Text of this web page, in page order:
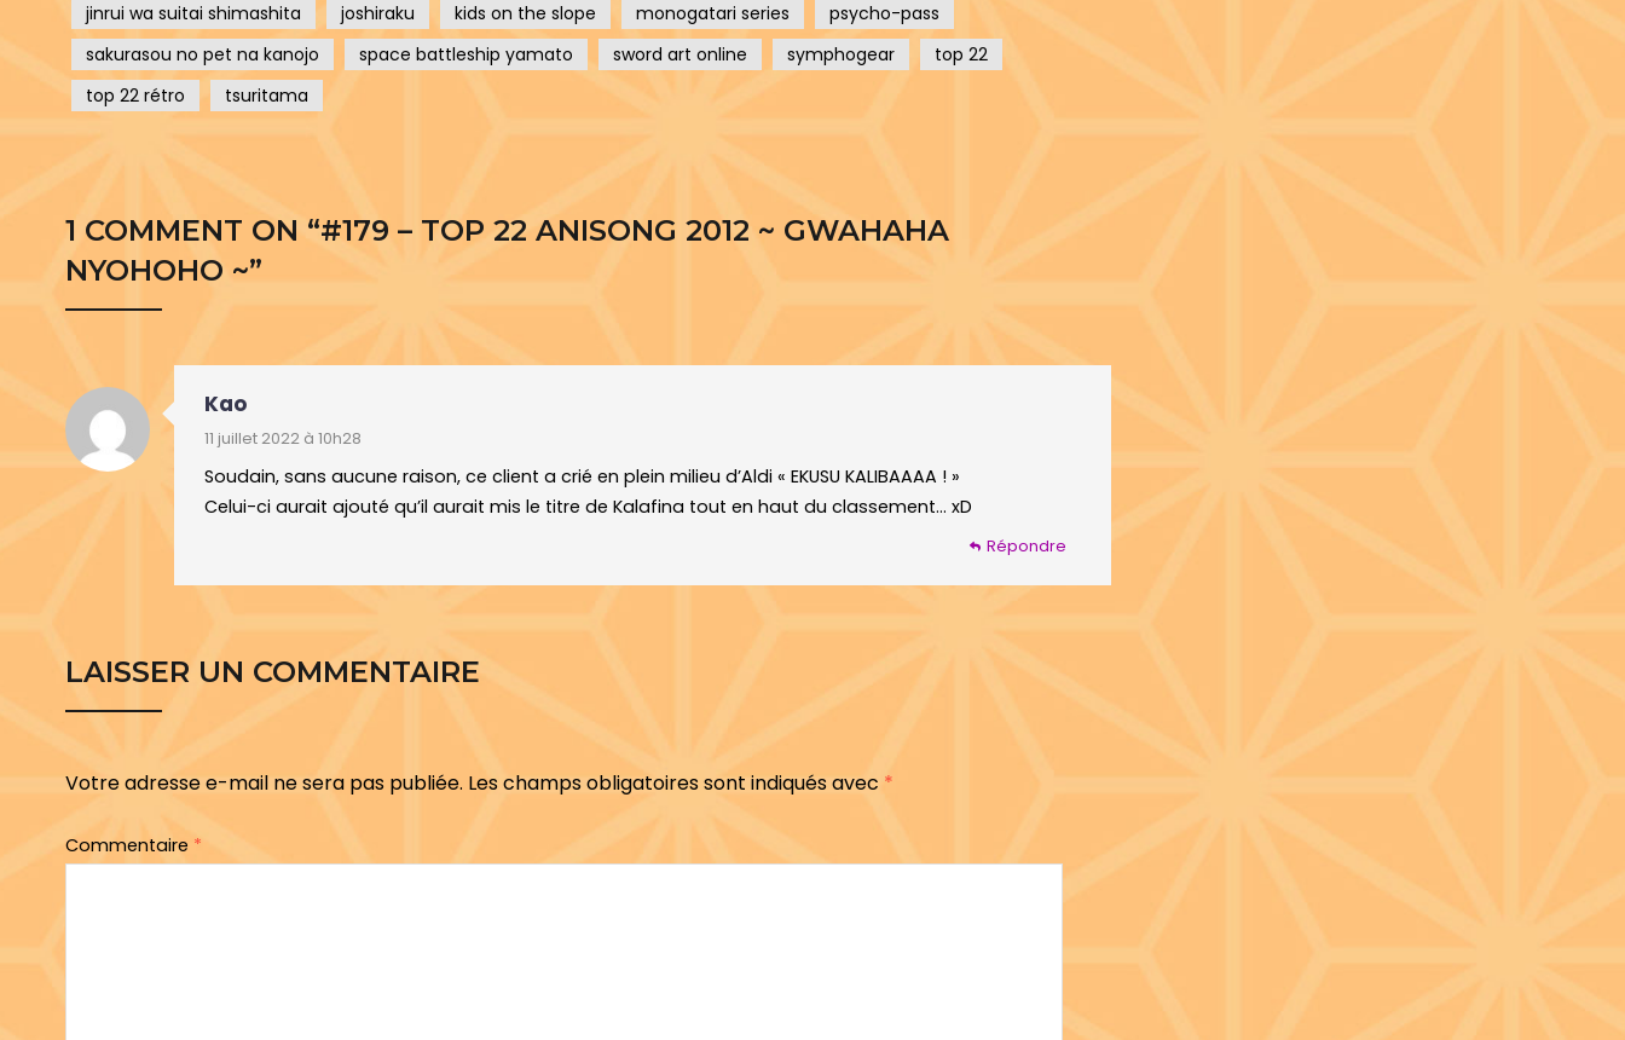
jinrui wa suitai shimashita
joshiraku kids on the slope monogatari series
psycho-pass
sakurasou no pet na kanojo
space battleship yamato sword art online symphogear
top 22
top 22 rétro
tsuritama
1 COMMENT ON “#179 – TOP 22 ANISONG 2012 ~ GWAHAHA
NYOHOHO ~”
Kao
11 juillet 2022 à 10h28
Soudain, sans aucune raison, ce client a crié en plein milieu d’Aldi « EKUSU KALIBAAAA ! »
Celui-ci aurait ajouté qu’il aurait mis le titre de Kalafina tout en haut du classement… xD
Répondre
LAISSER UN COMMENTAIRE
Votre adresse e-mail ne sera pas publiée. Les champs obligatoires sont indiqués avec *
Commentaire *